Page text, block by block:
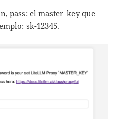
pass: el master_key que
sk-12345.